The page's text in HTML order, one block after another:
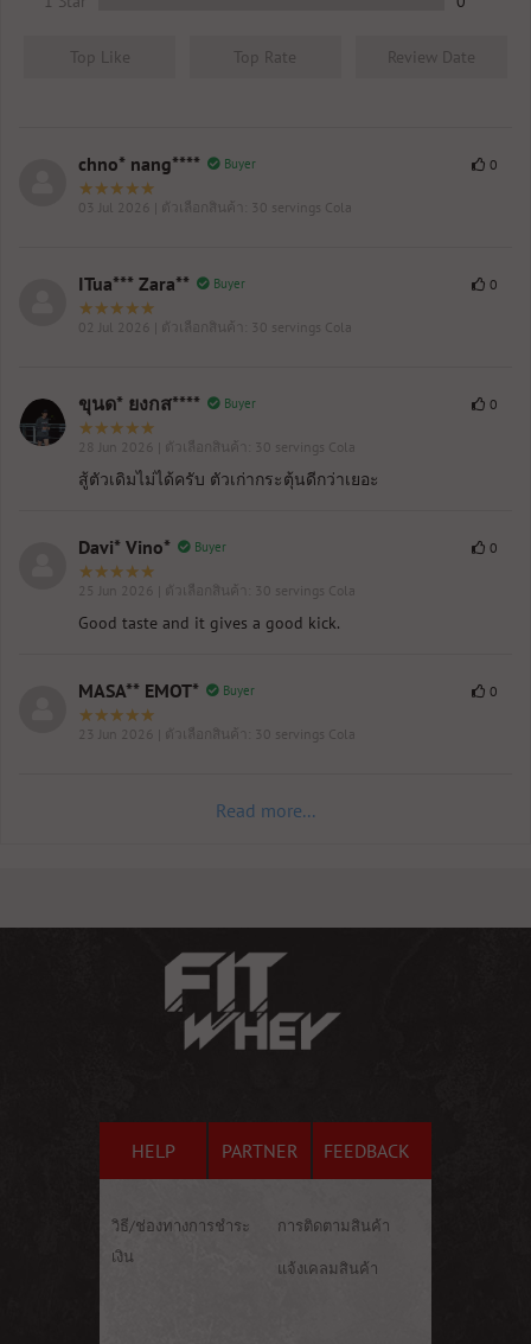
Top Like Top Rate Review Date
chno* nang**** Buyer
03 Jul 2026 | ตัวเลือกสินค้า: 30 servings Cola
0
ITua*** Zara** Buyer
02 Jul 2026 | ตัวเลือกสินค้า: 30 servings Cola
0
ขุนด* ยงกส**** Buyer
28 Jun 2026 | ตัวเลือกสินค้า: 30 servings Cola
0
สู้ตัวเดิมไม่ได้ครับ ตัวเก่ากระตุ้นดีกว่าเยอะ
Davi* Vino* Buyer
25 Jun 2026 | ตัวเลือกสินค้า: 30 servings Cola
0
Good taste and it gives a good kick.
MASA** EMOT* Buyer
23 Jun 2026 | ตัวเลือกสินค้า: 30 servings Cola
0
Read more...
HELP PARTNER FEEDBACK
วิธี/ช่องทางการชำระ
เงิน
การติดตามสินค้า
แจ้งเคลมสินค้า